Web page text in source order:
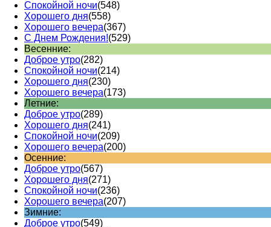
Спокойной ночи(548)
Хорошего дня(558)
Хорошего вечера(367)
С Днем Рождения!(529)
Весенние:
Доброе утро(282)
Спокойной ночи(214)
Хорошего дня(230)
Хорошего вечера(173)
Летние:
Доброе утро(289)
Хорошего дня(241)
Спокойной ночи(209)
Хорошего вечера(200)
Осенние:
Доброе утро(567)
Хорошего дня(271)
Спокойной ночи(236)
Хорошего вечера(207)
Зимние:
Доброе утро(549)